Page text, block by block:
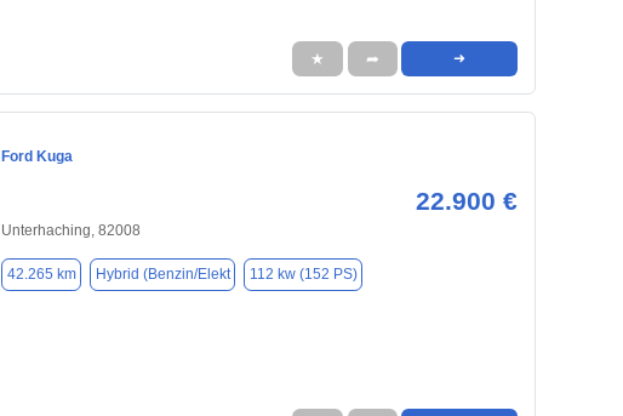
★ ➦ ➜
Ford Kuga
22.900 €
Unterhaching, 82008
42.265 km Hybrid (Benzin/Elekt 112 kw (152 PS)